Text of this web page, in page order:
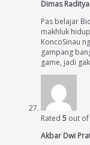
Dimas Raditya
Pas belajar
makhluk
KoncoSinau
gampang
game, jadi
Rated 5 out of
Akbar Dwi